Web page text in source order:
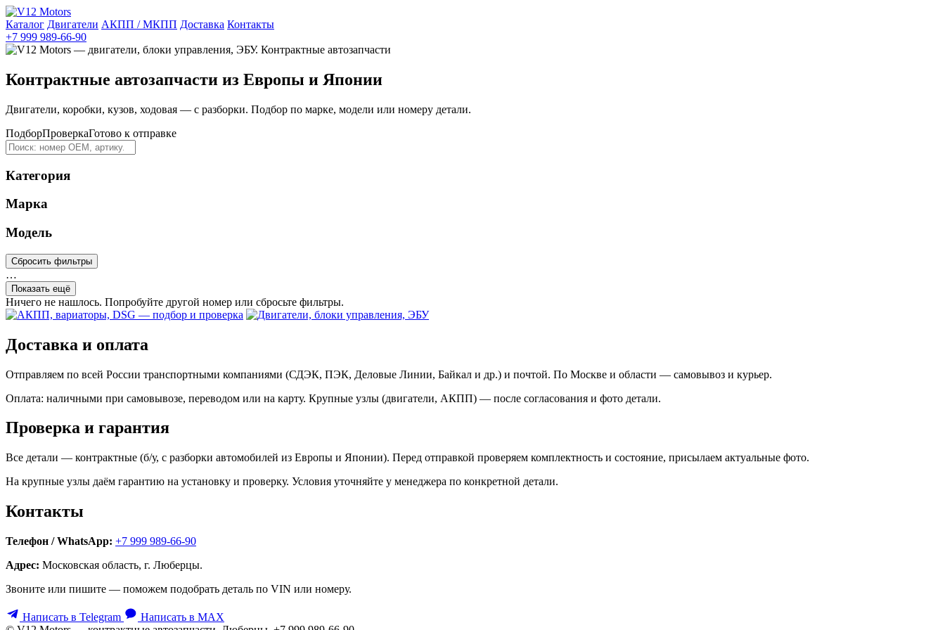
Каталог Двигатели АКПП / МКПП Доставка Контакты
+7 999 989-66-90
Контрактные автозапчасти из Европы и Японии
Двигатели, коробки, кузов, ходовая — с разборки. Подбор по марке, модели или номеру детали.
ПодборПроверкаГотово к отправке
Категория
Марка
Модель
Сбросить фильтры
…
Показать ещё
Ничего не нашлось. Попробуйте другой номер или сбросьте фильтры.
Доставка и оплата
Отправляем по всей России транспортными компаниями (СДЭК, ПЭК, Деловые Линии, Байкал и др.) и почтой. По Москве и области — самовывоз и курьер.
Оплата: наличными при самовывозе, переводом или на карту. Крупные узлы (двигатели, АКПП) — после согласования и фото детали.
Проверка и гарантия
Все детали — контрактные (б/у, с разборки автомобилей из Европы и Японии). Перед отправкой проверяем комплектность и состояние, присылаем актуальные фото.
На крупные узлы даём гарантию на установку и проверку. Условия уточняйте у менеджера по конкретной детали.
Контакты
Телефон / WhatsApp: +7 999 989-66-90
Адрес: Московская область, г. Люберцы.
Звоните или пишите — поможем подобрать деталь по VIN или номеру.
Написать в Telegram
Написать в MAX